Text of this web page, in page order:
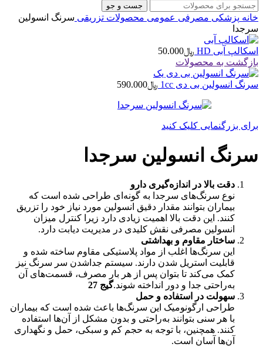
جست و جو
خانه پزشکی مصرفی عمومی محصولات تزریقی سرنگ انسولین
سرجدا
اسکالپ آبی HD ﷼50.000
بازگشت به محصولات
سرنگ انسولین بی دی 1cc ﷼590.000
برای بزرگنمایی کلیک کنید
سرنگ انسولین سرجدا
دقت بالا در اندازه‌گیری دارو
نوع سرنگ‌های سرجدا به گونه‌ای طراحی شده است که
بیماران بتوانند مقدار دقیق انسولین مورد نیاز خود را تزریق
کنند. این دقت بالا اهمیت زیادی دارد زیرا کنترل میزان
انسولین مصرفی نقش کلیدی در مدیریت دیابت دارد.
ساختار مقاوم و بهداشتی
این سرنگ‌ها اغلب از مواد پلاستیکی مقاوم ساخته شده و
قابلیت استریل شدن دارند. سیستم جداشدن سر سرنگ نیز
کمک می‌کند تا بتوان پس از هر بار مصرف، قسمت‌های آن
به‌راحتی جدا و دور انداخته شوند.گیج 27
سهولت در استفاده و حمل
طراحی ارگونومیک این سرنگ‌ها باعث شده است که بیماران
با هر سنی بتوانند به‌راحتی و بدون مشکل از آن‌ها استفاده
کنند. همچنین، با توجه به حجم کم و سبکی، حمل و نگهداری
آن‌ها آسان است.